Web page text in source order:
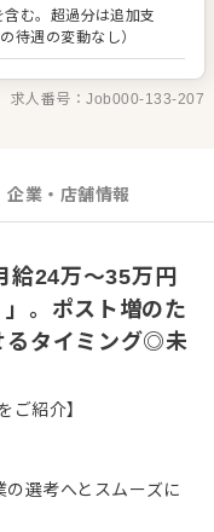
管理、発注業務、在庫
ポートしますので、店
できる環境です。
む。超過分は追加支
の待遇の変動なし）
求人番号：Job000-133-207
企業・店舗情報
給24万～35万円
。ポスト増のた
るタイミング◎未
ご紹介】
選考へとスムーズに